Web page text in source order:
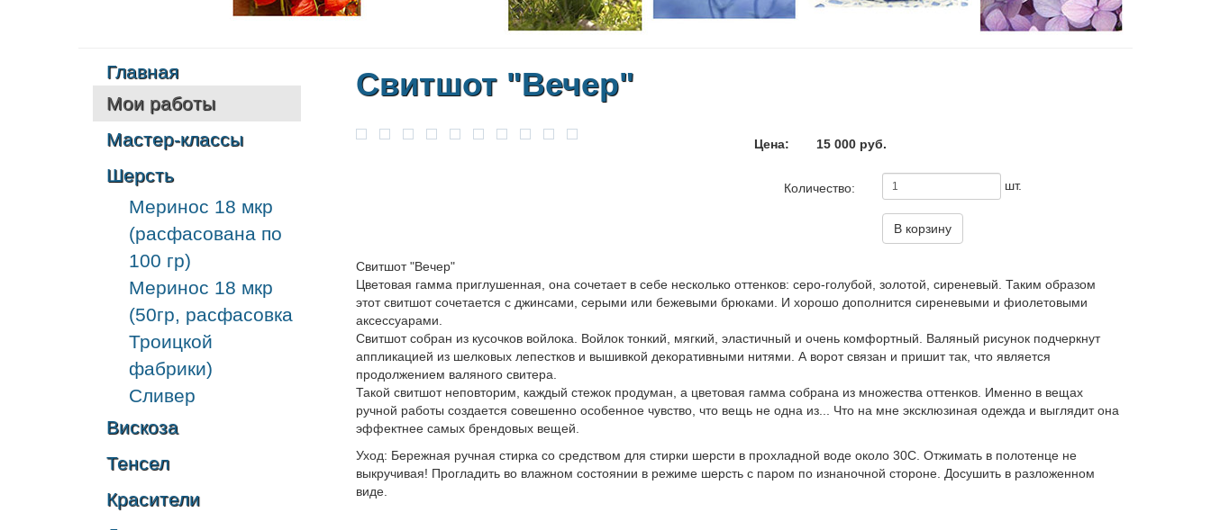
Главная
Мои работы
Мастер-классы
Шерсть
Меринос 18 мкр
(расфасована по
100 гр)
Меринос 18 мкр
(50гр, расфасовка
Троицкой
фабрики)
Сливер
Вискоза
Тенсел
Красители
Свитшот "Вечер"
Цена: 15 000 руб.
Количество: шт.
В корзину
Свитшот "Вечер"
Цветовая гамма приглушенная, она сочетает в себе несколько оттенков: серо-голубой, золотой, сиреневый. Таким образом
этот свитшот сочетается с джинсами, серыми или бежевыми брюками. И хорошо дополнится сиреневыми и фиолетовыми
аксессуарами.
Свитшот собран из кусочков войлока. Войлок тонкий, мягкий, эластичный и очень комфортный. Валяный рисунок подчеркнут
аппликацией из шелковых лепестков и вышивкой декоративными нитями. А ворот связан и пришит так, что является
продолжением валяного свитера.
Такой свитшот неповторим, каждый стежок продуман, а цветовая гамма собрана из множества оттенков. Именно в вещах
ручной работы создается совешенно особенное чувство, что вещь не одна из... Что на мне эксклюзиная одежда и выглядит она
эффектнее самых брендовых вещей.
Уход: Бережная ручная стирка со средством для стирки шерсти в прохладной воде около 30С. Отжимать в полотенце не
выкручивая! Прогладить во влажном состоянии в режиме шерсть с паром по изнаночной стороне. Досушить в разложенном
виде.